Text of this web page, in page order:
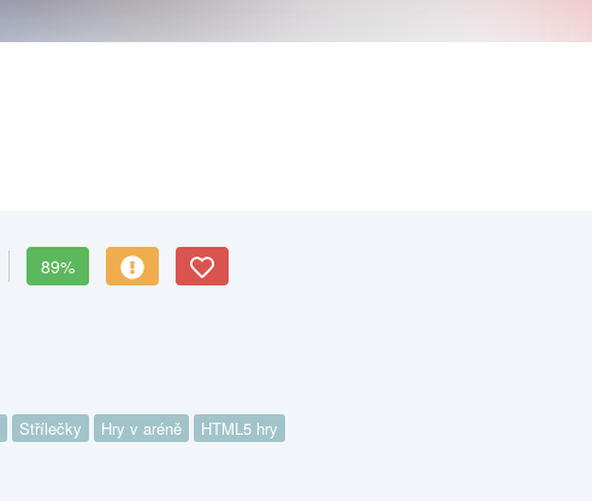
89%
Střílečky Hry v aréně HTML5 hry